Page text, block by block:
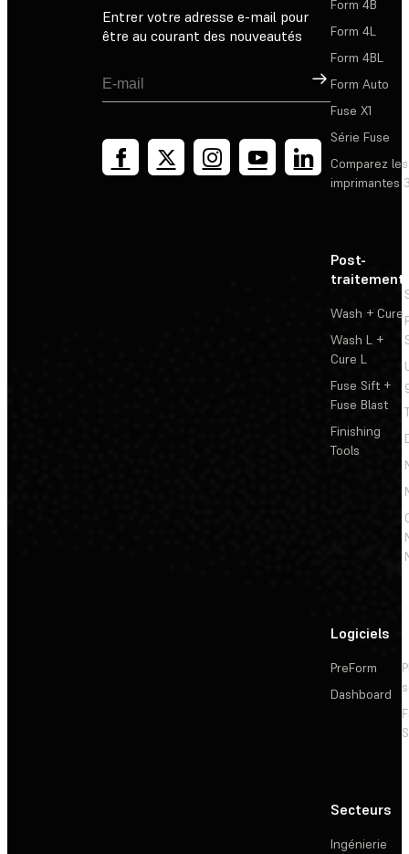
Entrer votre adresse e-mail pour
être au courant des nouveautés
Inscription
Form 4B
Form 4L
Form 4BL
Form Auto
Fuse X1
Série Fuse
Comparez les
imprimantes
Post-
traitement
Wash + Cure
Wash L +
Cure L
Fuse Sift +
Fuse Blast
Finishing
Tools
Logiciels
PreForm
Dashboard
Secteurs
Ingénierie